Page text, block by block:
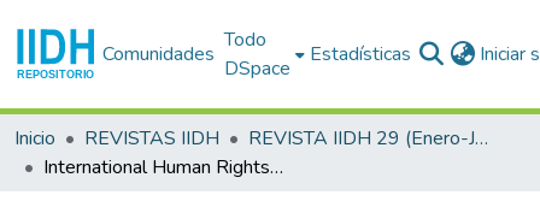
Comunidades
Todo
DSpace
Estadísticas Iniciar
Inicio REVISTAS IIDH
REVISTA IIDH 29 (Enero-Junio 2000)
International Human Rights Norms an their Domestic Application : Judicial Methods and Mechanisms